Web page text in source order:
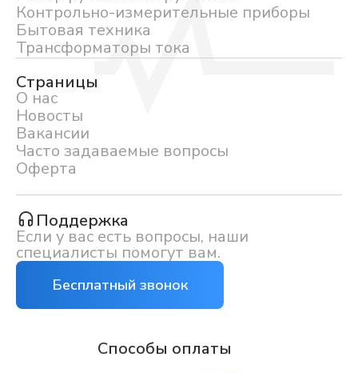
Контрольно-измерительные приборы
Бытовая техника
Трансформаторы тока
Страницы
О нас
Новосты
Вакансии
Часто задаваемые вопросы
Оферта
Поддержка
Если у вас есть вопросы, наши
специалисты помогут вам.
Бесплатный звонок
Способы оплаты